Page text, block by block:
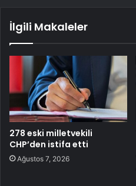
İlgili Makaleler
278 eski milletvekili
CHP’den istifa etti
Ağustos 7, 2026